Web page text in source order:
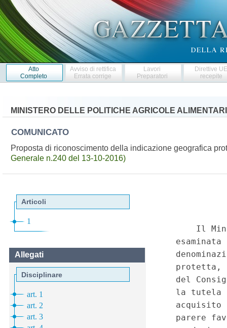
Atto
Completo
Avviso di rettifica
Errata corrige
Lavori
Preparatori
Direttive
recepite
MINISTERO DELLE POLITICHE AGRICOLE
COMUNICATO
Proposta di riconoscimento della indicazione geografica
Generale n.240 del 13-10-2016)